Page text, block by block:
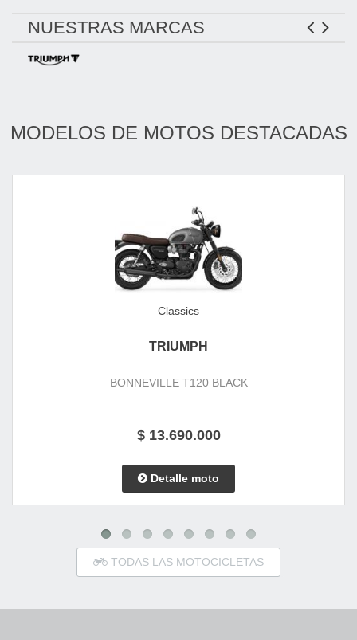
NUESTRAS MARCAS
MODELOS DE MOTOS DESTACADAS
Classics
TRIUMPH
BONNEVILLE T120 BLACK
$ 13.690.000
Detalle moto
TODAS LAS MOTOCICLETAS